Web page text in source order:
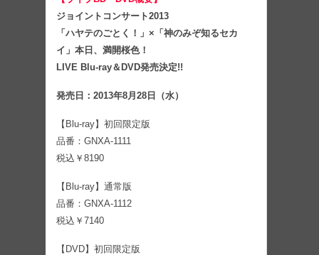
ジョイントコンサート2013
「ハヤテのごとく！」×「神のみぞ知るセカ
イ」本日、満開桜色！
LIVE Blu-ray＆DVD発売決定!!
発売日：2013年8月28日（水）
【Blu-ray】初回限定版
品番：GNXA-1111
税込￥8190
【Blu-ray】通常版
品番：GNXA-1112
税込￥7140
【DVD】初回限定版